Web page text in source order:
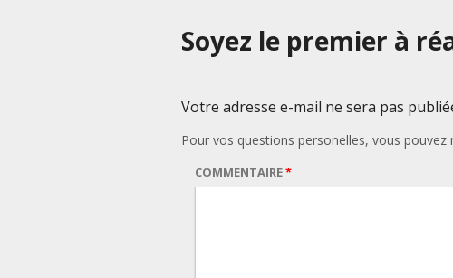
Soyez le premier à
Votre adresse e-mail ne sera pas
Pour vos questions personelles, vous
COMMENTAIRE*